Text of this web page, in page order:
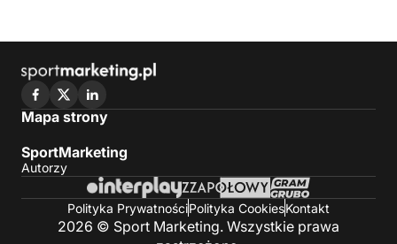
Mapa strony
SportMarketing
Autorzy
Polityka PrywatnościPolityka CookiesKontakt
2026 © Sport Marketing. Wszystkie prawa